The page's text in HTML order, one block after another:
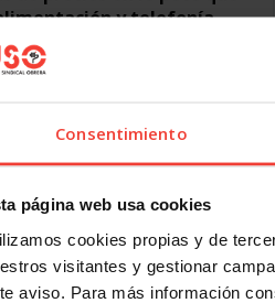
Consentimiento
página web usa cookies
cookies propias y de
visitantes y gestionar
aviso. Para más información
y telefonía
es irreal, USO pide que se
por ser imprescindibles para